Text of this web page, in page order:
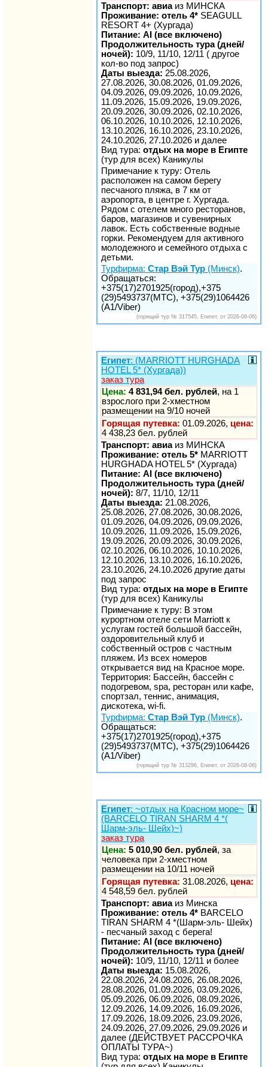
Транспорт: авиаиз МИНСКА
Проживание: отель 4* SEAGULL
RESORT 4+ (Хургада)
Питание: AI (все включено)
Продолжительность тура (дней/
ночей): 10/9, 11/10, 12/11 ( другое
кол-во под запрос)
Даты выезда: 25.08.2026,
27.08.2026, 30.08.2026, 01.09.2026,
04.09.2026, 09.09.2026, 10.09.2026,
11.09.2026, 15.09.2026, 19.09.2026,
20.09.2026, 30.09.2026, 02.10.2026,
06.10.2026, 10.10.2026, 12.10.2026,
13.10.2026, 16.10.2026, 23.10.2026,
24.10.2026, 27.10.2026 и далее
Вид тура: отдых на море в Египте
(тур для всех) Каникулы
Примечание к туру: Отель
расположен на самом берегу
песчаного пляжа, в 7 км от
аэропорта, в центре г. Хургада.
Рядом с отелем много ресторанов,
баров, магазинов и сувенирных
лавок. Есть собственные водные
горки. Рекомендуем для активного
молодежного и семейного отдыха с
детьми.
Турфирма: Стар Вэй Тур (Минск).
Обращаться:
+375(17)2701925(город),+375
(29)5493737(МТС), +375(29)1064426
(A1/Viber)
(горящий тур № 317545, Египет, от 2026-08-06)
Египет: (MARRIOTT HURGHADA
HOTEL 5* (Хургада))
заказ тура
Цена: 4 831,94 бел. рублей, на 1
взрослого при 2-хместном
размещении на 9/10 ночей
Горящая путевка: 01.09.2026, цена:
4 438,23 бел. рублей
Транспорт: авиаиз МИНСКА
Проживание: отель 5* MARRIOTT
HURGHADA HOTEL 5* (Хургада)
Питание: AI (все включено)
Продолжительность тура (дней/
ночей): 8/7, 11/10, 12/11
Даты выезда: 21.08.2026,
25.08.2026, 27.08.2026, 30.08.2026,
01.09.2026, 04.09.2026, 09.09.2026,
10.09.2026, 11.09.2026, 15.09.2026,
19.09.2026, 20.09.2026, 30.09.2026,
02.10.2026, 06.10.2026, 10.10.2026,
12.10.2026, 13.10.2026, 16.10.2026,
23.10.2026, 24.10.2026 другие даты
под запрос
Вид тура: отдых на море в Египте
(тур для всех) Каникулы
Примечание к туру: В этом
курортном отеле сети Marriott к
услугам гостей большой бассейн,
оздоровительный клуб и
собственный остров с частным
пляжем. Из всех номеров
открывается вид на Красное море.
Территория: Бассейн, бассейн с
подогревом, spa, ресторан или кафе,
спортзал, теннис, анимация,
дискотека, wi-fi.
Турфирма: Стар Вэй Тур (Минск).
Обращаться:
+375(17)2701925(город),+375
(29)5493737(МТС), +375(29)1064426
(A1/Viber)
(горящий тур № 313296, Египет, от 2026-08-06)
Египет: ~отдых на Красном море~
(BARCELO TIRAN SHARM 4 *(
Шарм-эль- Шейх)~)
заказ тура
Цена: 5 010,90 бел. рублей, за
человека при 2-хместном
размещении на 10/11 ночей
Горящая путевка: 31.08.2026, цена:
4 548,59 бел. рублей
Транспорт: авиаиз Минска
Проживание: отель 4* BARCELO
TIRAN SHARM 4 *(Шарм-эль- Шейх)
- песчаный заход с берега!
Питание: AI (все включено)
Продолжительность тура (дней/
ночей): 10/9, 11/10, 12/11 и более
Даты выезда: 15.08.2026,
22.08.2026, 24.08.2026, 26.08.2026,
28.08.2026, 01.09.2026, 03.09.2026,
05.09.2026, 06.09.2026, 08.09.2026,
12.09.2026, 14.09.2026, 16.09.2026,
17.09.2026, 18.09.2026, 23.09.2026,
24.09.2026, 27.09.2026, 29.09.2026 и
далее (ДЕЙСТВУЕТ РАССРОЧКА
ОПЛАТЫ ТУРА~)
Вид тура: отдых на море в Египте